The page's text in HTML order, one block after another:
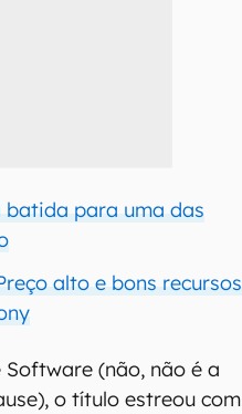
batida para uma das
alto e bons recursos
(não, não é a
o título estreou com